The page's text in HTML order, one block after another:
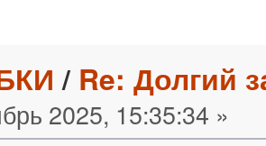
/ Re: Долгий
2025, 15:35:34 »